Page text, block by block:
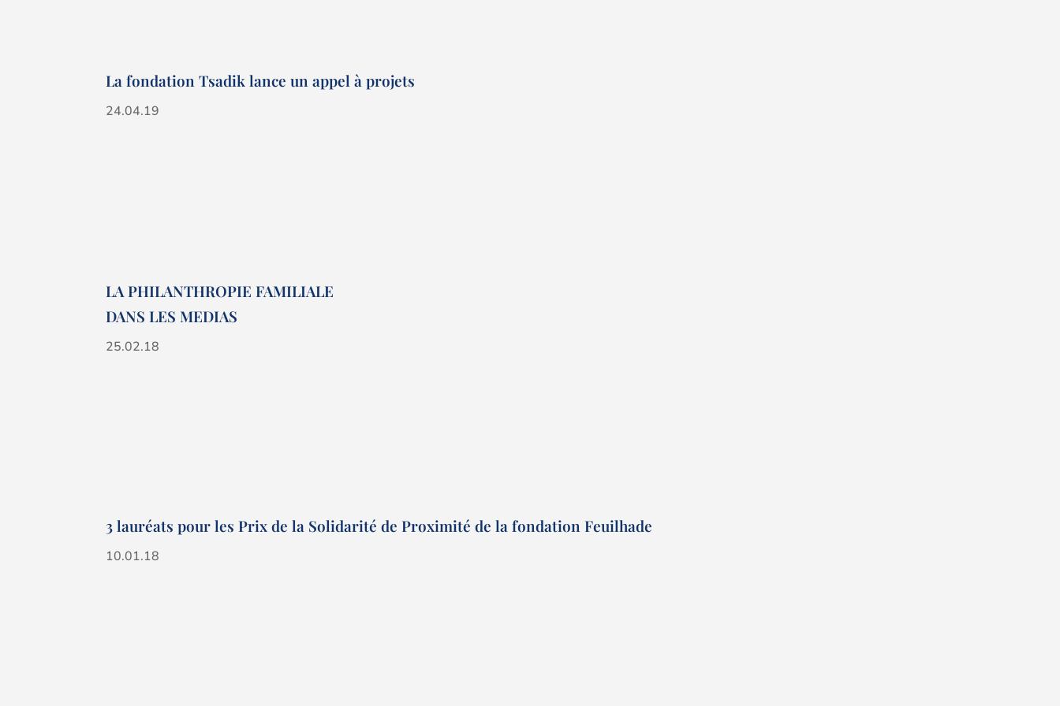
La fondation Tsadik lance un appel à projets
24.04.19
LA PHILANTHROPIE FAMILIALE
DANS LES MEDIAS
25.02.18
3 lauréats pour les Prix de la Solidarité de Proximité de la fondation Feuilhade
10.01.18